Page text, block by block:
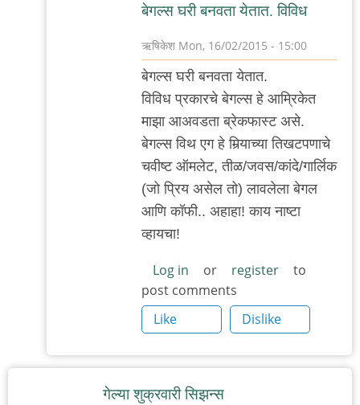
बेगल्स घरी बनवता येतात. विविध
ऋषिकेश Mon, 16/02/2015 - 15:00
In
reply
केलाय
ट्राय.
बागेत
गवि
बेगल्स घरी बनवता येतात.
विविध प्रकारचे बेगल्स हे आम्रिकेत
माझा आअवडता ब्रेकफास्ट असे.
बेगल्स विथ एग हे मिर्‍याच्या तिखटपणाचे
चवीष्ट ऑमलेट, तीळ/जवस/कांदे/गार्लिक
(जो प्रिय असेल तो) लावलेला बेगल
आणि कॉफी.. अहाहा! काय नाष्टा
व्हायचा!
Log in or register
to
post comments
Like
Dislike
गेल्या शुक्रवारी सिझन्स